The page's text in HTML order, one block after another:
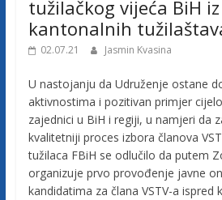
u
ž
tužilačkog vijeća BiH
kantonalnih
02.07.21 Jasmin Kvasina
U nastojanju da Udruženje ostane
aktivnostima i pozitivan primjer
zajednici u BiH i regiji, u namjeri da
kvalitetniji proces izbora članova
tužilaca FBiH se odlučilo da putem
organizuje prvo provođenje javne
kandidatima za člana VSTV-a ispred